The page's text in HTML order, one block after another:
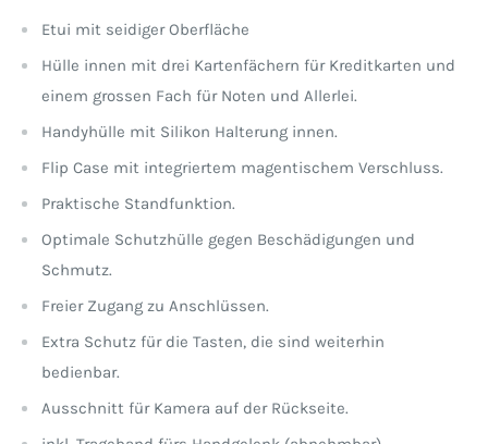
Etui mit seidiger Oberfläche
Hülle innen mit drei Kartenfächern für Kreditkarten und
einem grossen Fach für Noten und Allerlei.
Handyhülle mit Silikon Halterung innen.
Flip Case mit integriertem magentischem Verschluss.
Praktische Standfunktion.
Optimale Schutzhülle gegen Beschädigungen und
Schmutz.
Freier Zugang zu Anschlüssen.
Extra Schutz für die Tasten, die sind weiterhin
bedienbar.
Ausschnitt für Kamera auf der Rückseite.